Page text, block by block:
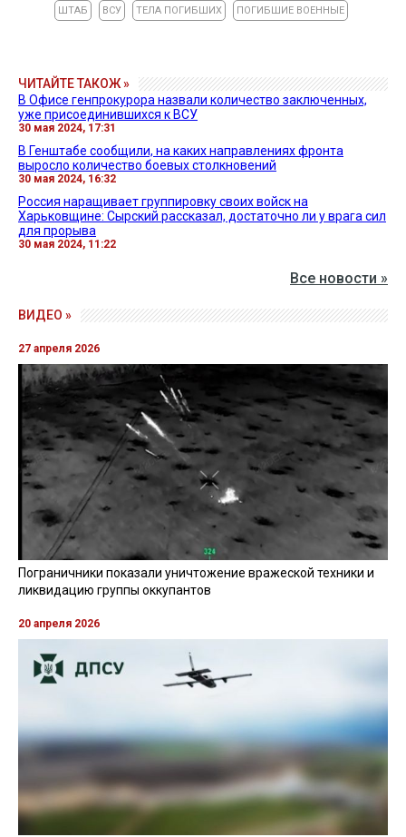
ШТАБ ВСУ ТЕЛА ПОГИБШИХ ПОГИБШИЕ ВОЕННЫЕ
ЧИТАЙТЕ ТАКОЖ »
В Офисе генпрокурора назвали количество заключенных,
уже присоединившихся к ВСУ
30 мая 2024, 17:31
В Генштабе сообщили, на каких направлениях фронта
выросло количество боевых столкновений
30 мая 2024, 16:32
Россия наращивает группировку своих войск на
Харьковщине: Сырский рассказал, достаточно ли у врага сил
для прорыва
30 мая 2024, 11:22
Все новости »
ВИДЕО »
27 апреля 2026
Пограничники показали уничтожение вражеской техники и
ликвидацию группы оккупантов
20 апреля 2026